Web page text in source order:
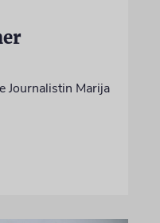
Journalistin Marija